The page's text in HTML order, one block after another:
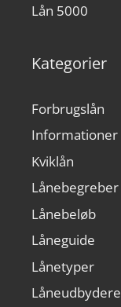
Lån 5000
Kategorier
Forbrugslån
Informationer
Kviklån
Lånebegreber
Lånebeløb
Låneguide
Lånetyper
Låneudbydere